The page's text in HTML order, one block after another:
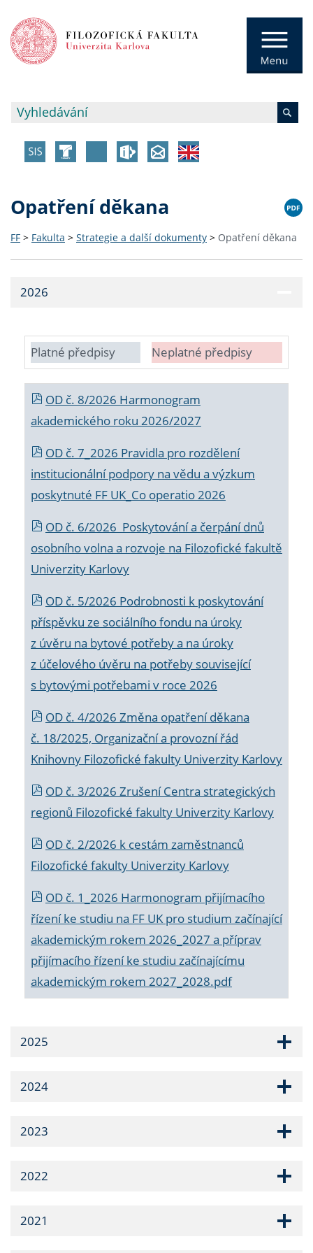
Opatření děkana
FF > Fakulta > Strategie a další dokumenty > Opatření děkana
2026
Platné předpisy Neplatné předpisy
OD č. 8/2026 Harmonogram
akademického roku 2026/2027
OD č. 7_2026 Pravidla pro rozdělení
institucionální podpory na vědu a výzkum
poskytnuté FF UK_Co operatio 2026
OD č. 6/2026 Poskytování a čerpání dnů
osobního volna a rozvoje na Filozofické fakultě
Univerzity Karlovy
OD č. 5/2026 Podrobnosti k poskytování
příspěvku ze sociálního fondu na úroky
z úvěru na bytové potřeby a na úroky
z účelového úvěru na potřeby související
s bytovými potřebami v roce 2026
OD č. 4/2026 Změna opatření děkana
č. 18/2025, Organizační a provozní řád
Knihovny Filozofické fakulty Univerzity Karlovy
OD č. 3/2026 Zrušení Centra strategických
regionů Filozofické fakulty Univerzity Karlovy
OD č. 2/2026 k cestám zaměstnanců
Filozofické fakulty Univerzity Karlovy
OD č. 1_2026 Harmonogram přijímacího
řízení ke studiu na FF UK pro studium začínající
akademickým rokem 2026_2027 a příprav
přijímacího řízení ke studiu začínajícímu
akademickým rokem 2027_2028.pdf
2025
2024
2023
2022
2021